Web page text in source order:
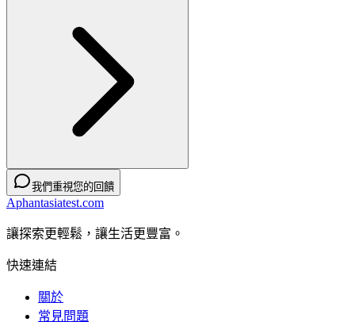
我們重視您的回饋
Aphantasiatest.com
讓探索更輕鬆，讓生活更豐富。
快速連結
關於
常見問題